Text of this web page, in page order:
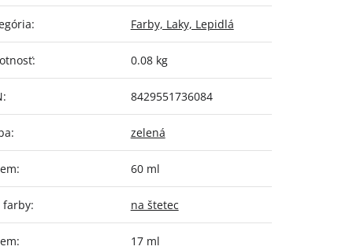
: Farby, Laky, Lepidlá
: 0.08 kg
: 8429551736084
: zelená
: 60 ml
farby: na štetec
: 17 ml